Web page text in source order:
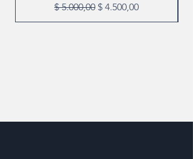
Precio
$ 5.000,00 Precio de oferta
$ 4.500,00